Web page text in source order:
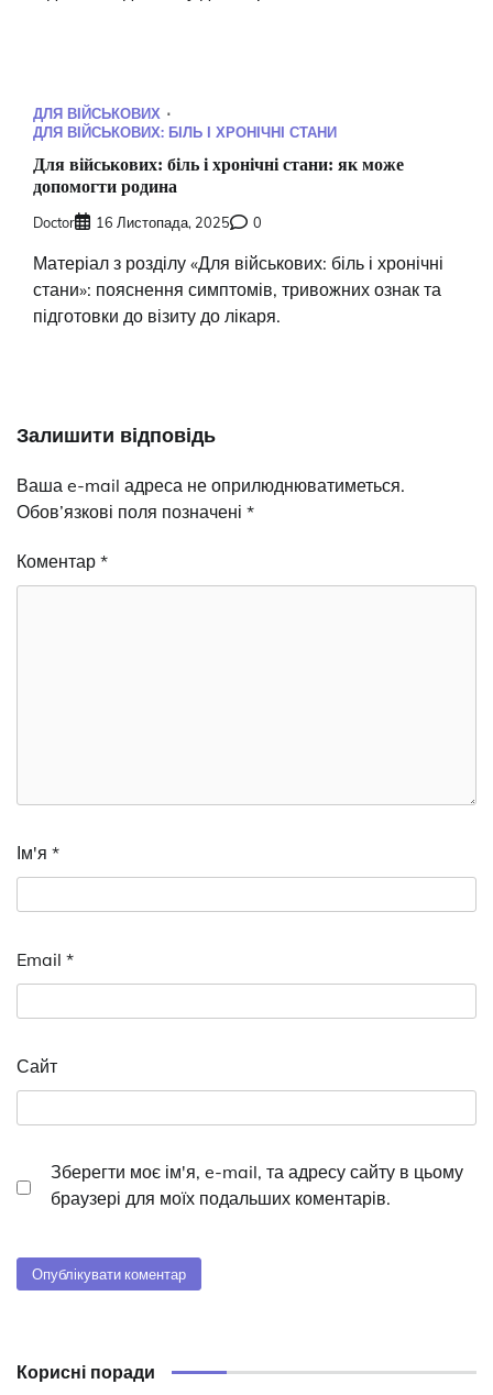
ДЛЯ ВІЙСЬКОВИХ
ДЛЯ ВІЙСЬКОВИХ: БІЛЬ І ХРОНІЧНІ СТАНИ
Для військових: біль і хронічні стани: як може
допомогти родина
Doctor 16 Листопада, 2025 0
Матеріал з розділу «Для військових: біль і хронічні
стани»: пояснення симптомів, тривожних ознак та
підготовки до візиту до лікаря.
Залишити відповідь
Ваша e-mail адреса не оприлюднюватиметься.
Обов’язкові поля позначені *
Коментар *
Ім'я *
Email *
Сайт
Зберегти моє ім'я, e-mail, та адресу сайту в цьому
браузері для моїх подальших коментарів.
Корисні поради